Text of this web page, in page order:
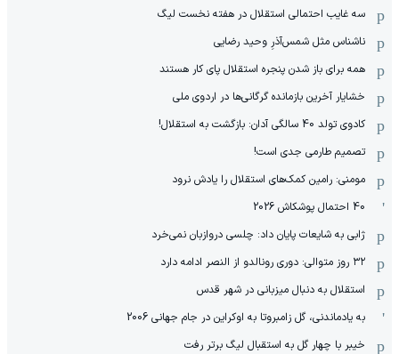
سه غایب احتمالی استقلال در هفته نخست لیگ
ناشناس مثل شمس‌آذرِ وحید رضایی
همه برای باز شدن پنجره استقلال پای کار هستند
خشایار آخرین بازمانده گرگانی‌ها در اردوی ملی
کادوی تولد 40 سالگی آدان: بازگشت به استقلال!
تصمیم طارمی جدی است!
مومنی: رامین کمک‌های استقلال را یادش نرود
40 احتمال پوشکاش 2026
ژابی به شایعات پایان داد: چلسی دروازبان نمی‌خرد
۳۲ روز متوالی: دوری رونالدو از النصر ادامه دارد
استقلال به دنبال میزبانی در شهر قدس
به یادماندنی، گل زامبروتا به اوکراین در جام جهانی 2006
خیبر با چهار گل به استقبال لیگ برتر رفت